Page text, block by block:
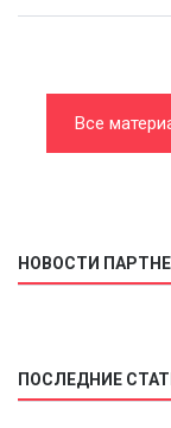
Все
НОВОСТИ
ПОСЛЕДНИЕ